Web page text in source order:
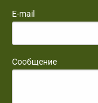
E-mail
Сообщение